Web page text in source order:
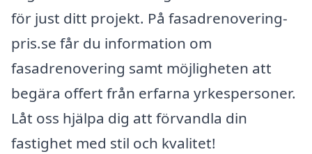
för just ditt projekt. På fasadrenovering-
pris.se får du information om
fasadrenovering samt möjligheten att
begära offert från erfarna yrkespersoner.
Låt oss hjälpa dig att förvandla din
fastighet med stil och kvalitet!